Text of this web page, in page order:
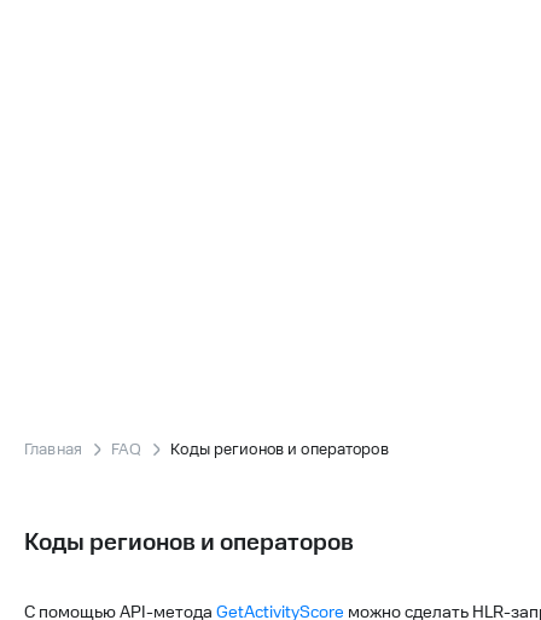
Главная FAQ Коды регионов и операторов
Коды регионов и операторов
С помощью API-метода GetActivityScore можно сделать HLR-